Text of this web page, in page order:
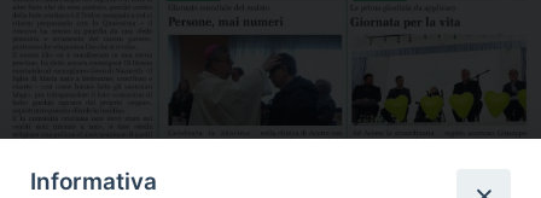
Informativa